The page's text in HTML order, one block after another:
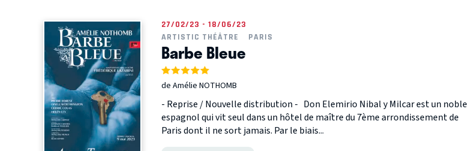
27/02/23 - 18/06/23
ARTISTIC THÉÂTRE
PARIS
Barbe Bleue
de Amélie NOTHOMB
- Reprise / Nouvelle distribution - Don Elemirio Nibal y Milcar est un noble
espagnol qui vit seul dans un hôtel de maître du 7ème arrondissement de
Paris dont il ne sort jamais. Par le biais...